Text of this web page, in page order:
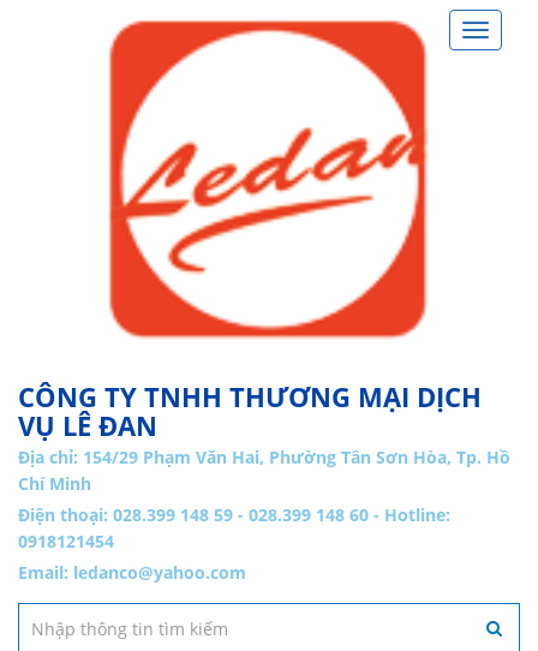
Toggle
CÔNG TY TNHH THƯƠNG MẠI DỊCH
VỤ LÊ ĐAN
Địa chỉ: 154/29 Phạm Văn Hai, Phường Tân Sơn Hòa, Tp. Hồ
Chí Minh
Điện thoại: 028.399 148 59 - 028.399 148 60 - Hotline:
0918121454
Email: ledanco@yahoo.com